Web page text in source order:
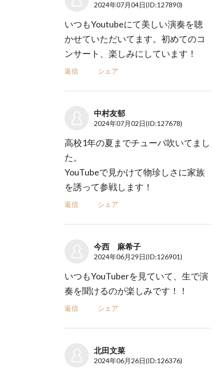
2024年07月04日(ID:127890)
いつもYoutubeにて美しい演奏を聴
かせていただいてます。初めてのコ
ンサート、楽しみにしています！
返信 シェア
中村友郁
2024年07月02日(ID:127678)
高校1年の夏までチューバ吹いてまし
た。
YouTubeで見かけて物珍しさに家族
を誘って参戦します！
返信 シェア
今西 麻希子
2024年06月29日(ID:126901)
いつもYouTuberを見ていて、生で演
奏を聞けるのが楽しみです！！
返信 シェア
北田文菜
2024年06月26日(ID:126376)